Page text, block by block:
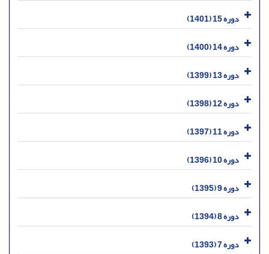
دوره 15 (1401)
دوره 14 (1400)
دوره 13 (1399)
دوره 12 (1398)
دوره 11 (1397)
دوره 10 (1396)
دوره 9 (1395)
دوره 8 (1394)
دوره 7 (1393)